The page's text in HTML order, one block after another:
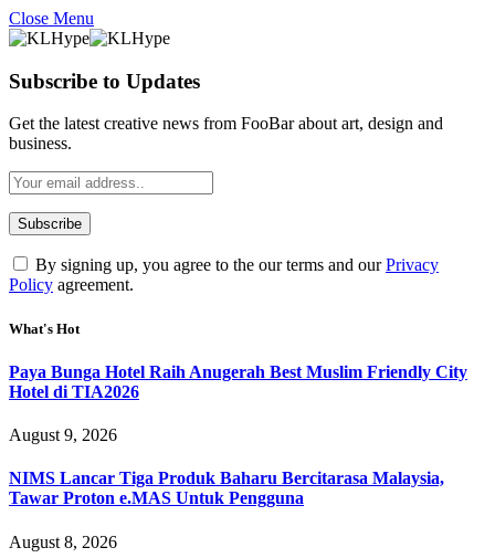
Close Menu
Subscribe to Updates
Get the latest creative news from FooBar about art, design and
business.
By signing up, you agree to the our terms and ourPrivacy
Policy agreement.
What's Hot
Paya Bunga Hotel Raih Anugerah Best Muslim Friendly City
Hotel di TIA2026
August 9, 2026
NIMS Lancar Tiga Produk Baharu Bercitarasa Malaysia,
Tawar Proton e.MAS Untuk Pengguna
August 8, 2026